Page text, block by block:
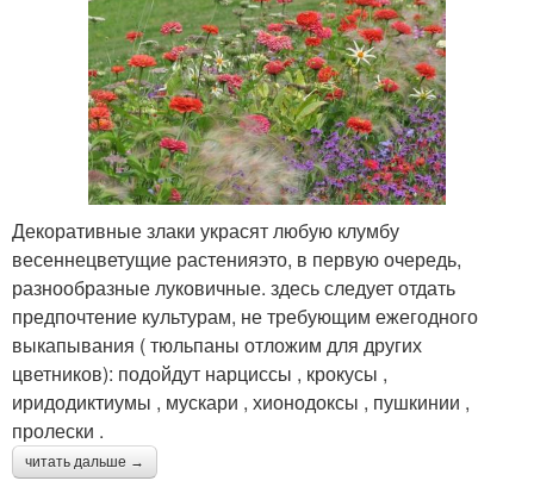
Декоративные злаки украсят любую клумбу
весеннецветущие растенияэто, в первую очередь,
разнообразные луковичные. здесь следует отдать
предпочтение культурам, не требующим ежегодного
выкапывания ( тюльпаны отложим для других
цветников): подойдут нарциссы , крокусы ,
иридодиктиумы , мускари , хионодоксы , пушкинии ,
пролески .
читать дальше →